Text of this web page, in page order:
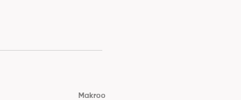
Makroo